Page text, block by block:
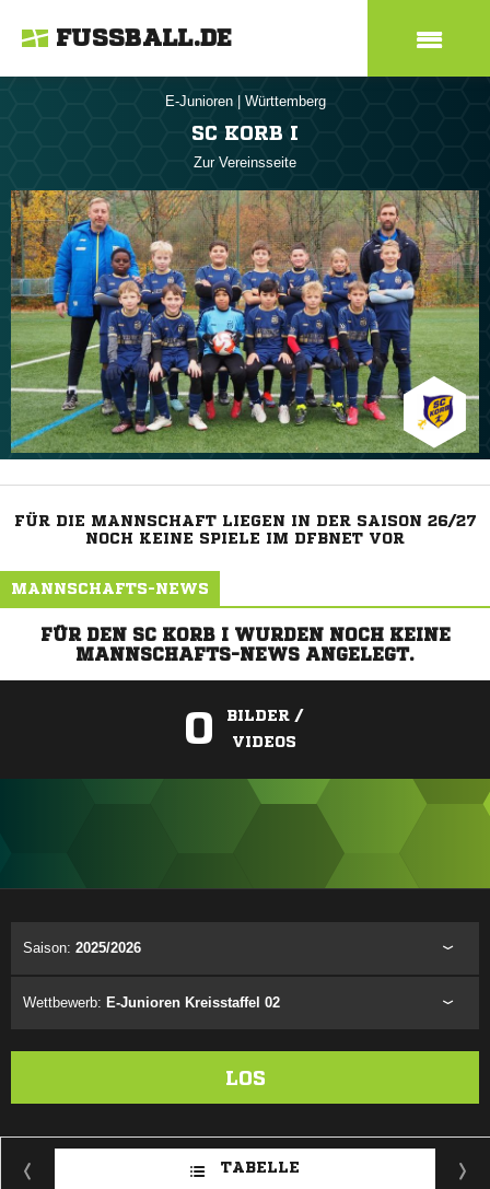
FUSSBALL.DE
E-Junioren Württemberg
SC KORB I
Zur Vereinsseite
FÜR DIE MANNSCHAFT LIEGEN IN DER SAISON 26/27
NOCH KEINE SPIELE IM DFBNET VOR
MANNSCHAFTS-NEWS
FÜR DEN SC KORB I WURDEN NOCH KEINE
MANNSCHAFTS-NEWS ANGELEGT.
0
BILDER /
VIDEOS
Saison: 2025/2026
Wettbewerb: E-Junioren Kreisstaffel 02
LOS
TABELLE